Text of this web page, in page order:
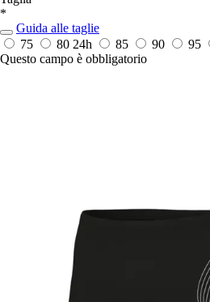
*
Guida alle taglie
75
80 24h 85 90 95
Questo campo è obbligatorio